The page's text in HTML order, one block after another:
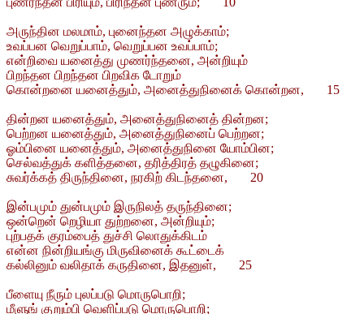
அருந்தின மலமாம், புனைந்தன அழுக்காம்;
உவப்பன வெறுப்பாம், வெறுப்பன உவப்பாம்;
என்றிவை யனைத்து முணர்ந்தனை, அன்றியும்
பிறந்தன பிறந்தன பிறவிக டோறும்
கொன்றனை யனைத்தும், அனைத்துநினைக் கொன்றன, 15
தின்றன யனைத்தும், அனைத்துநினைத் தின்றன;
பெற்றன யனைத்தும், அனைத்துநினைப் பெற்றன;
ஓம்பினை யனைத்தும், அனைத்துநினை யோம்பின;
செல்வத்துக் களித்தனை, தரித்திரத் தழுகினை;
சுவர்க்கத் திருந்தினை, நரகிற் கிடந்தனை, 20
இன்பமும் துன்பமும் இருநிலத் தருந்தினை;
ஒன்றென் றெழியா துற்றனை, அன்றியும்;
புற்பதக் குரம்பைத் துச்சி லொதுக்கிடம்
என்ன நின்றியங்கு மிருவினைக் கூட்டைக்
கல்லினும் வலிதாக் கருதினை, இதனுள், 25
பீளையு நீரும் புலப்படு மொருபொறி;
மீளுங் குறும்பி வெளிப்படு மொருபொறி;